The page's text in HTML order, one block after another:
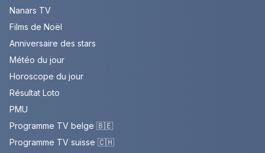
Nanars TV
Films de Noël
Anniversaire des stars
Météo du jour
Horoscope du jour
Résultat Loto
PMU
Programme TV belge 🇧🇪
Programme TV suisse 🇨🇭